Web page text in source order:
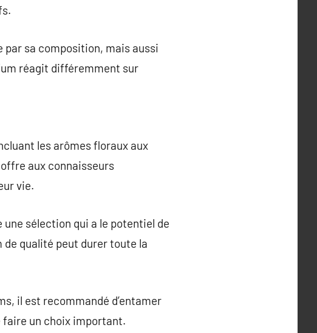
par sa composition, mais aussi
réagit différemment sur
les arômes floraux aux
offre aux connaisseurs
vie.
sélection qui a le potentiel de
qualité peut durer toute la
il est recommandé d’entamer
faire un choix important.